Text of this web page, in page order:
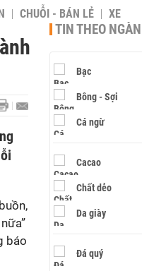
CHUỖI - BÁN LẺ XE
báo
TIN THEO
Bạc
Bông - Sợi
Cá ngừ
Cacao
Chất dẻo
Da giày
Đá quý